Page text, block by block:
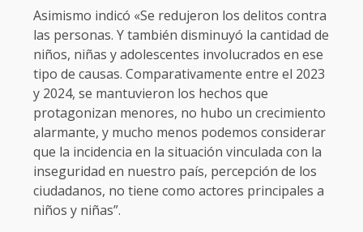
Asimismo indicó «Se redujeron los delitos contra
las personas. Y también disminuyó la cantidad de
niños, niñas y adolescentes involucrados en ese
tipo de causas. Comparativamente entre el 2023
y 2024, se mantuvieron los hechos que
protagonizan menores, no hubo un crecimiento
alarmante, y mucho menos podemos considerar
que la incidencia en la situación vinculada con la
inseguridad en nuestro país, percepción de los
ciudadanos, no tiene como actores principales a
niños y niñas”.